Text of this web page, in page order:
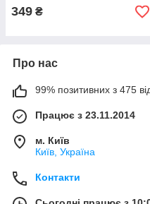
349 ₴
Про нас
99% позитивних з 475
Працює з 23.11.2014
м. Київ
Київ, Україна
Контакти